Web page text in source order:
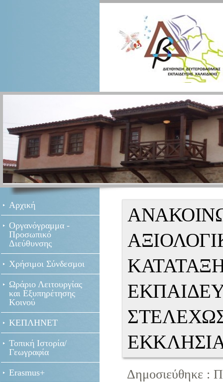
Αρχική
Οργανόγραμμα -
Προσωπικό
Διεύθυνσης
Χρήσιμοι Σύνδεσμοι
Ωράριο Λειτουργίας
και Εξυπηρέτησης
Κοινού
ΚΕΠΛΗΝΕΤ
Τοπική Ιστορία/
Γεωγραφία
Erasmus+ Δημοσιεύθηκε :